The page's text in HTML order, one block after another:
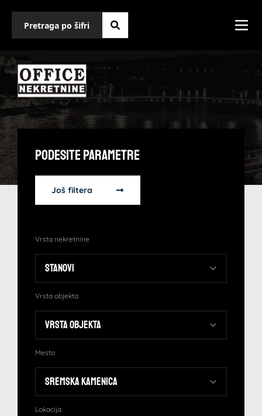
Podesite Parametre
Još filtera
Vrsta nekretnine
Vrsta objekta
Mesto
Lokacija